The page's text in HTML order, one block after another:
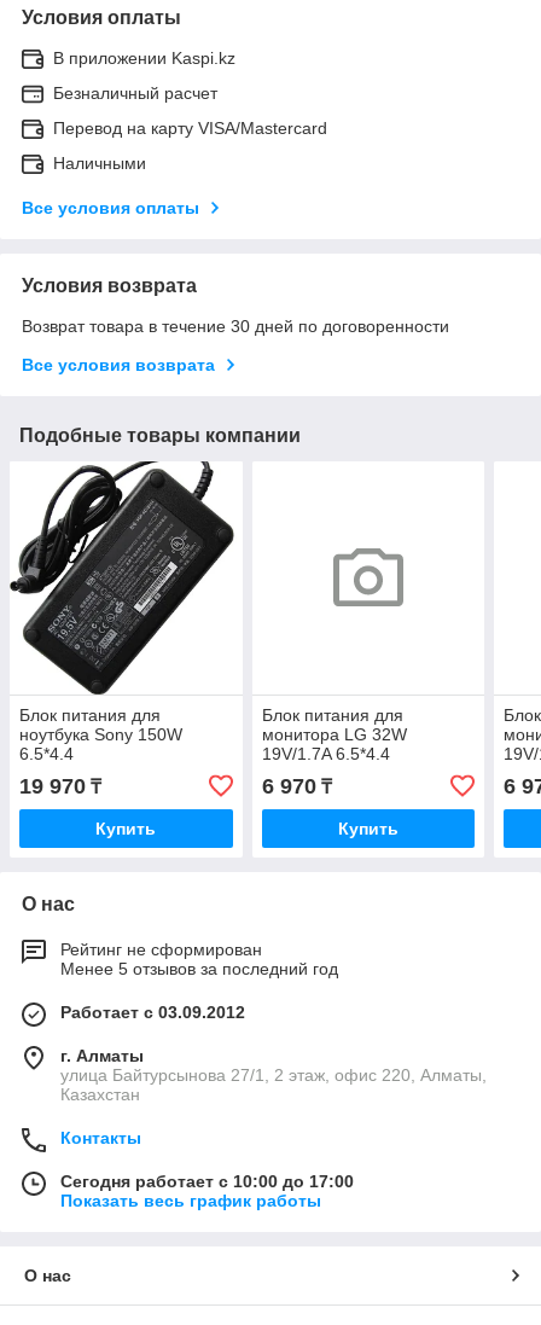
Условия оплаты
В приложении Kaspi.kz
Безналичный расчет
Перевод на карту VISA/Mastercard
Наличными
Все условия оплаты
Условия возврата
Возврат товара в течение 30 дней по договоренности
Все условия возврата
Подобные товары компании
Блок питания для
ноутбука Sony 150W
6.5*4.4
19 970 ₸
Купить
Блок питания для
монитора LG 32W
19V/1.7A 6.5*4.4
6 970₸
Купить
6
О нас
Рейтинг не сформирован
Менее 5 отзывов за последний год
Работает с 03.09.2012
г. Алматы
улица Байтурсынова 27/1, 2 этаж, офис 220, Алматы,
Казахстан
Контакты
Сегодня работает с 10:00 до 17:00
Показать весь график работы
О нас